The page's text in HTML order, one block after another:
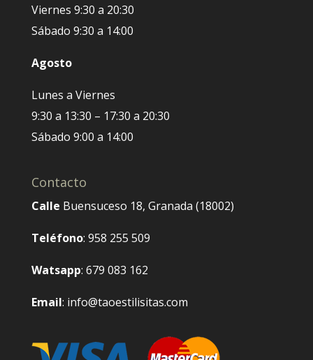
Viernes 9:30 a 20:30
Sábado 9:30 a 14:00
Agosto
Lunes a Viernes
9:30 a 13:30 – 17:30 a 20:30
Sábado 9:00 a 14:00
Contacto
Calle Buensuceso 18, Granada (18002)
Teléfono: 958 255 509
Watsapp: 679 083 162
Email: info@taoestilisitas.com